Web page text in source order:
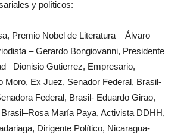
– Gerardo Bongiovanni, Presidente
–Dionisio Gutierrez, Empresario,
Moro, Ex Juez, Senador Federal, Brasil-
Federal, Brasil- Eduardo Girao,
María Paya, Activista DDHH,
Dirigente Político, Nicaragua-
España- Carlos Rodríguez Braun,